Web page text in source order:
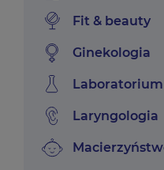
fit & beauty
ginekologia
laboratorium
laryngologia